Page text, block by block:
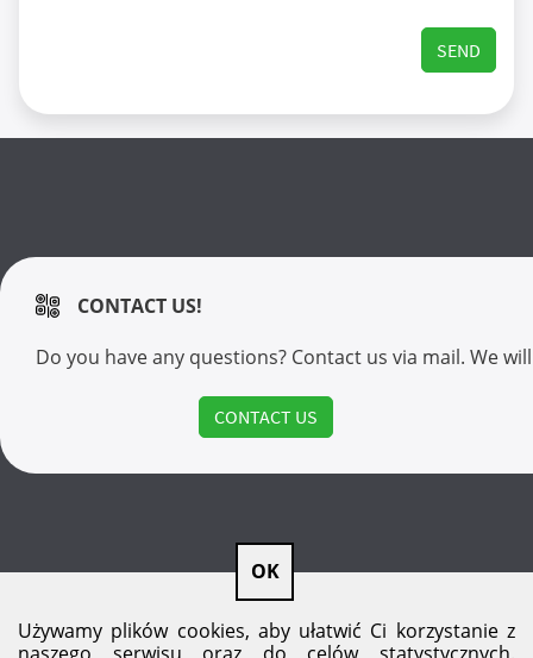
SEND
CONTACT US!
Do you have any questions? Contact us via mail. We
CONTACT US
Używamy plików cookies, aby ułatwić Ci korzystanie z
OK